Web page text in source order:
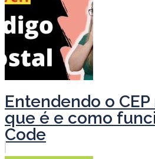
Entendendo o
que é e como
Code